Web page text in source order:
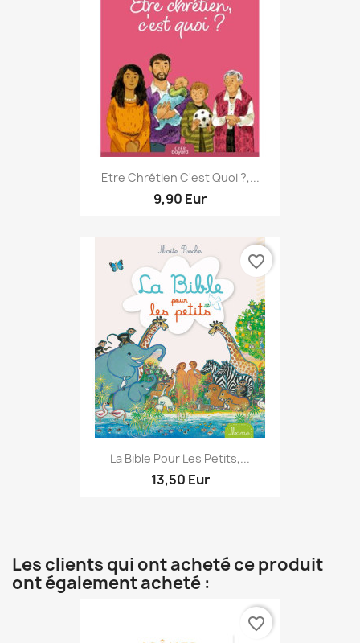
Etre Chrétien C'est Quoi ?,...
9,90 Eur
La Bible Pour Les Petits,...
13,50 Eur
favorite_border
Les clients qui ont acheté ce produit
ont également acheté :
favorite_border